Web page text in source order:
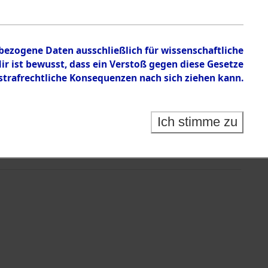
Daten ausschließlich für wissenschaftliche
bewusst, dass ein Verstoß gegen diese Gesetze
Konsequenzen nach sich ziehen kann.
Ich stimme zu